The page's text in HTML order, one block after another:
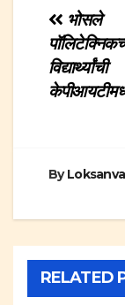
Post
भोसले
विद्यार्थ्यांची
By
RELATED